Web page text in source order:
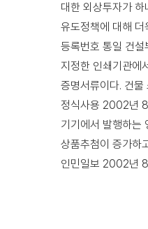
대한 외상투자가
유도정책에 대해
등록번호 통일 건
지정한 인쇄기관에
증명서류이다. 건
정식사용 2002년 8
기기에서 발행하는
상품추첨이 증가하
인민일보 2002년 8